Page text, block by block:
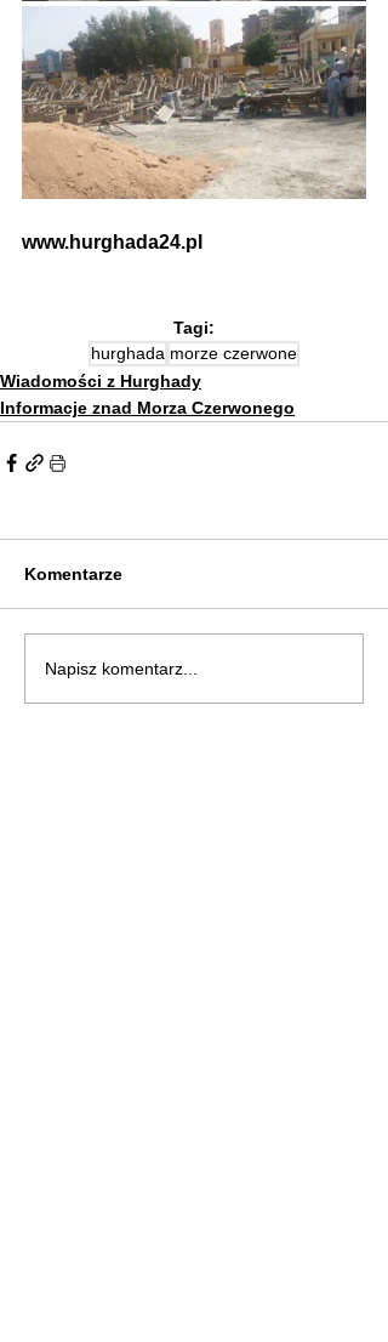
www.hurghada24.pl
Tagi:
hurghada morze czerwone
Wiadomości z Hurghady
Informacje znad Morza Czerwonego
Komentarze
Napisz komentarz...